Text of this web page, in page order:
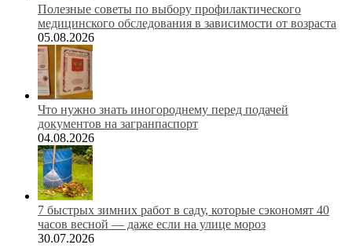
Полезные советы по выбору профилактического
медицинского обследования в зависимости от возраста
05.08.2026
Что нужно знать иногороднему перед подачей
документов на загранпаспорт
04.08.2026
7 быстрых зимних работ в саду, которые сэкономят 40
часов весной — даже если на улице мороз
30.07.2026